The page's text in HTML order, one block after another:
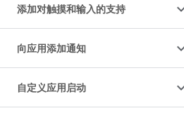
添加对触摸和输入的支持
向应用添加通知
自定义应用启动